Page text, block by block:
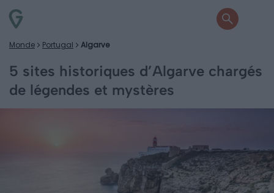
Monde Portugal Algarve
5 sites historiques d’Algarve chargés
de légendes et mystères